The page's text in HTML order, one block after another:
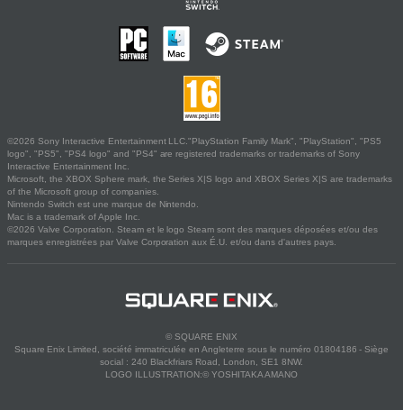
©2026 Sony Interactive Entertainment LLC."PlayStation Family Mark", "PlayStation", "PS5
logo", "PS5", "PS4 logo" and "PS4" are registered trademarks or trademarks of Sony
Interactive Entertainment Inc.
Microsoft, the XBOX Sphere mark, the Series X|S logo and XBOX Series X|S are trademarks
of the Microsoft group of companies.
Nintendo Switch est une marque de Nintendo.
Mac is a trademark of Apple Inc.
©2026 Valve Corporation. Steam et le logo Steam sont des marques déposées et/ou des
marques enregistrées par Valve Corporation aux É.U. et/ou dans d'autres pays.
© SQUARE ENIX
Square Enix Limited, société immatriculée en Angleterre sous le numéro 01804186 - Siège
social : 240 Blackfriars Road, London, SE1 8NW.
LOGO ILLUSTRATION:© YOSHITAKA AMANO